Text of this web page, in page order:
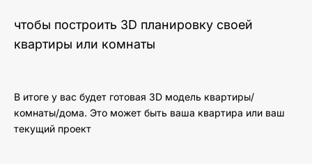
чтобы построить 3D планировку своей
квартиры или комнаты
В итоге у вас будет готовая 3D модель квартиры/
комнаты/дома. Это может быть ваша квартира или ваш
текущий проект